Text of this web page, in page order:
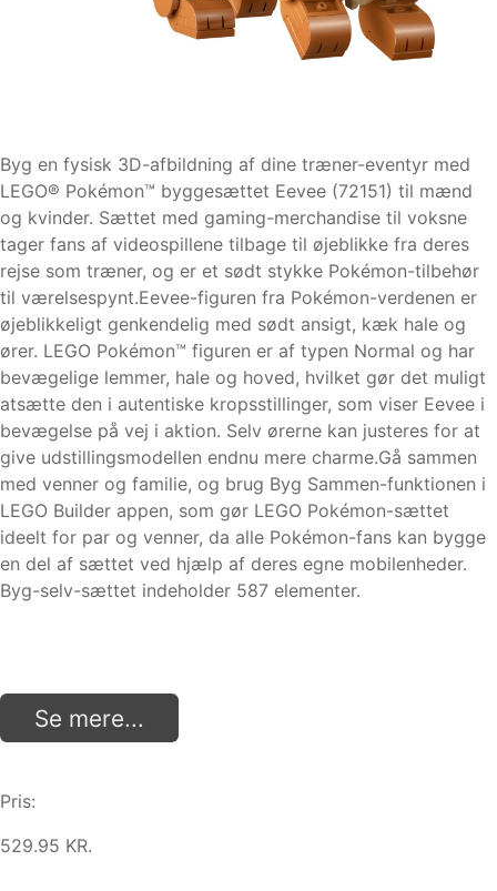
Byg en fysisk 3D-afbildning af dine træner-eventyr med
LEGO® Pokémon™ byggesættet Eevee (72151) til mænd
og kvinder. Sættet med gaming-merchandise til voksne
tager fans af videospillene tilbage til øjeblikke fra deres
rejse som træner, og er et sødt stykke Pokémon-tilbehør
til værelsespynt.Eevee-figuren fra Pokémon-verdenen er
øjeblikkeligt genkendelig med sødt ansigt, kæk hale og
ører. LEGO Pokémon™ figuren er af typen Normal og har
bevægelige lemmer, hale og hoved, hvilket gør det muligt
atsætte den i autentiske kropsstillinger, som viser Eevee i
bevægelse på vej i aktion. Selv ørerne kan justeres for at
give udstillingsmodellen endnu mere charme.Gå sammen
med venner og familie, og brug Byg Sammen-funktionen i
LEGO Builder appen, som gør LEGO Pokémon-sættet
ideelt for par og venner, da alle Pokémon-fans kan bygge
en del af sættet ved hjælp af deres egne mobilenheder.
Byg-selv-sættet indeholder 587 elementer.
Se mere...
Pris:
529.95 KR.